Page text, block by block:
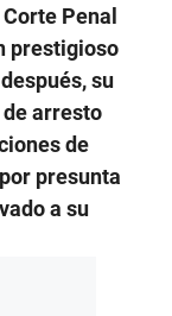
Penal
prestigioso
su
arresto
de
presunta
a su